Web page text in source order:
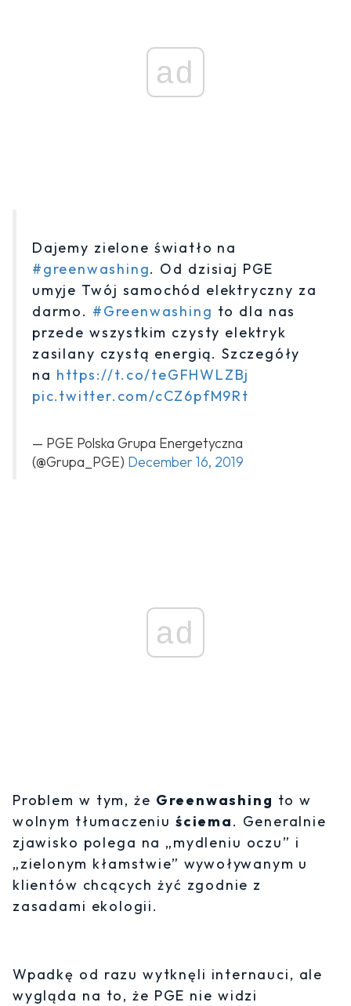
ad
Dajemy zielone światło na
#greenwashing. Od dzisiaj PGE
umyje Twój samochód elektryczny za
darmo. #Greenwashing to dla nas
przede wszystkim czysty elektryk
zasilany czystą energią. Szczegóły
na https://t.co/teGFHWLZBj
pic.twitter.com/cCZ6pfM9Rt
— PGE Polska Grupa Energetyczna
(@Grupa_PGE) December 16, 2019
ad
Problem w tym, że Greenwashing to w
wolnym tłumaczeniu ściema. Generalnie
zjawisko polega na „mydleniu oczu” i
„zielonym kłamstwie” wywoływanym u
klientów chcących żyć zgodnie z
zasadami ekologii.
Wpadkę od razu wytknęli internauci, ale
wygląda na to, że PGE nie widzi